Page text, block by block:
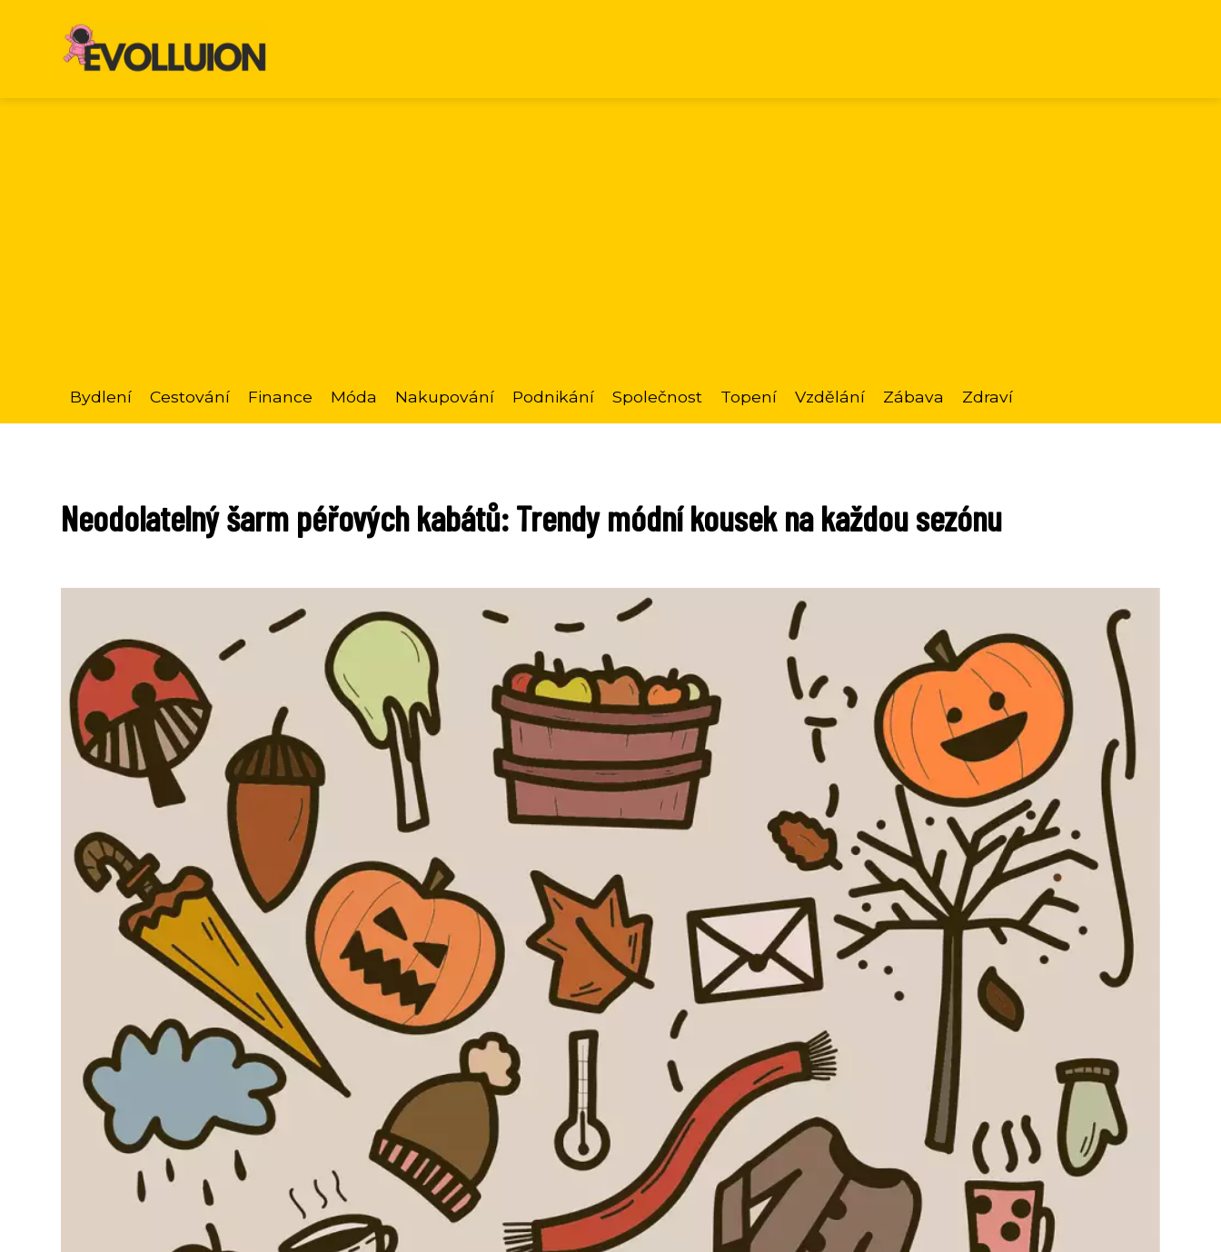
Bydlení Cestování Finance Móda Nakupování Podnikání Společnost Topení Vzdělání Zábava Zdraví
Neodolatelný šarm péřových kabátů: Trendy módní kousek na každou sezónu